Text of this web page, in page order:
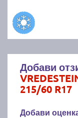
Добави
215/60 R17
Добави